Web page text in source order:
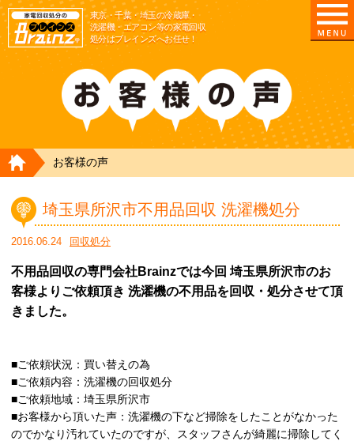
東京/埼玉/千葉/神奈川の 冷蔵庫・洗濯機・エアコン
東京・千葉・埼玉の冷蔵庫・
洗濯機・エアコン等の家電回収
処分はブレインズへお任せ！
HOME
お客様の声
埼玉県所沢市不用品回収 洗濯機処分
2016.06.24 回収処分
不用品回収の専門会社Brainzでは今回 埼玉県所沢市のお
客様よりご依頼頂き 洗濯機の不用品を回収・処分させて頂
きました。
■ご依頼状況：買い替えの為
■ご依頼内容：洗濯機の回収処分
■ご依頼地域：埼玉県所沢市
■お客様から頂いた声：洗濯機の下など掃除をしたことがなかった
のでかなり汚れていたのですが、スタッフさんが綺麗に掃除してく